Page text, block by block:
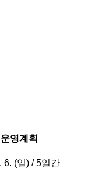
영계획
6. (일) / 5일간